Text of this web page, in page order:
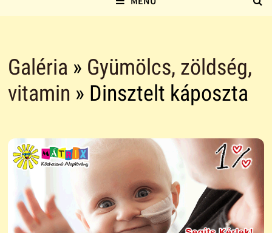
Galéria » Gyümölcs, zöldség,
vitamin » Dinsztelt káposzta